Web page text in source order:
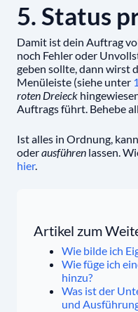
5. Status
Damit ist dein Auftrag
noch Fehler oder
geben sollte, dann wirst
Menüleiste (siehe unter
roten Dreieck
Auftrags führt. Behebe
Ist alles in Ordnung,
oderausführen lassen.
hier.
Artikel zum
Wie bilde ich
Wie füge ich
hinzu?
Was ist der
und